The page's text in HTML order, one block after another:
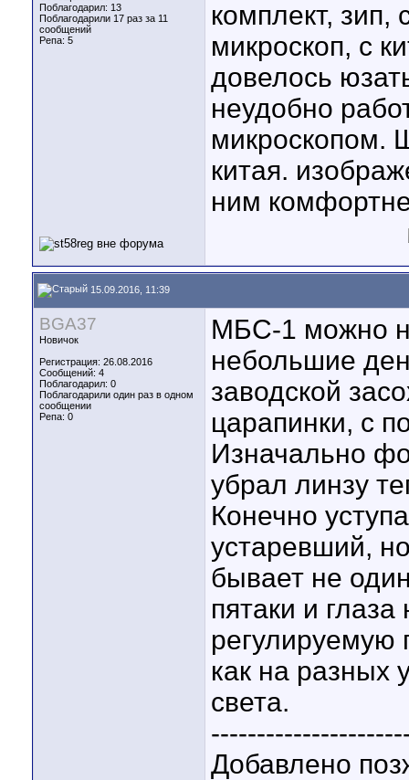
Поблагодарил: 13
Поблагодарили 17 раз за 11
сообщений
Репа: 5
комплект, зип,
микроскоп, с
довелось
неудобно
микроскопом.
китая.
ним
15.09.2016, 11:39
BGA37
Новичок
Регистрация: 26.08.2016
Сообщений: 4
Поблагодарил: 0
Поблагодарили один раз в одном
сообщении
Репа: 0
МБС-1 можно
небольшие
заводской
царапинки, с
Изначально
убрал линзу
Конечно
устаревший,
бывает не
пятаки и
регулируемую
как на разных
света.
Добавлено